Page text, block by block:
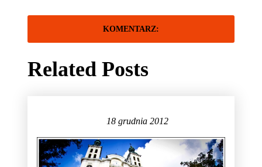
Related Posts
18 grudnia 2012